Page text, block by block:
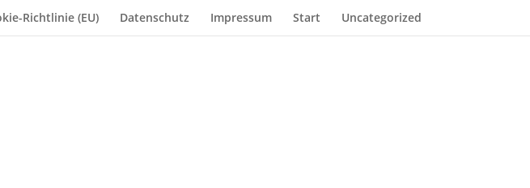
Richtlinie (EU) Datenschutz Impressum Start Uncategorized